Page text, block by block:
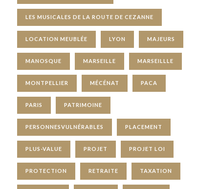
LES MUSICALES DE LA ROUTE DE CEZANNE
LOCATION MEUBLÉE LYON MAJEURS
MANOSQUE MARSEILLE MARSEILLLE
MONTPELLIER MÉCÉNAT PACA
PARIS PATRIMOINE
PERSONNESVULNÉRABLES PLACEMENT
PLUS-VALUE PROJET PROJET LOI
PROTECTION RETRAITE TAXATION